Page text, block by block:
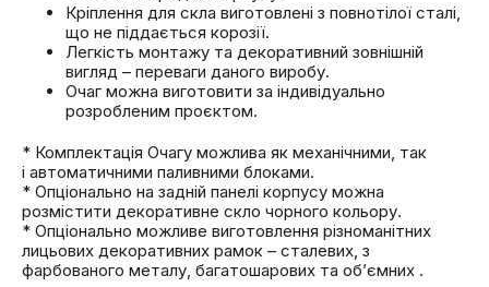
Кріплення для скла виготовлені з повнотілої сталі,
що не піддається корозії.
Легкість монтажу та декоративний зовнішній
вигляд – переваги даного виробу.
Очаг можна виготовити за індивідуально
розробленим проєктом.
* Комплектація Очагу можлива як механічними, так
і автоматичними паливними блоками.
* Опціонально на задній панелі корпусу можна
розмістити декоративне скло чорного кольору.
* Опціонально можливе виготовлення різноманітних
лицьових декоративних рамок – сталевих, з
фарбованого металу, багатошарових та об’ємних .